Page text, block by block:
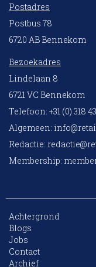
Postadres
Postbus 78
6720 AB Bennekom
Bezoekadres
Lindelaan 8
6721 VC Bennekom
Telefoon: +31 (0) 318
Algemeen:
Redactie:
Membership:
Achtergrond
Blogs
Jobs
Contact
Archief